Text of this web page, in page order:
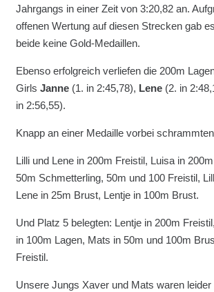
Jahrgangs in einer Zeit von 3:20,82 an.
offenen Wertung auf diesen Strecken gab
beide keine Gold-Medaillen.
Ebenso erfolgreich verliefen die 200m
Girls Janne (1. in 2:45,78), Lene(2. in
in 2:56,55).
Knapp an einer Medaille vorbei
Lilli und Lene in 200m Freistil, Luisa in
50m Schmetterling, 50m und 100 Freistil,
Lene in 25m Brust, Lentje in 100m Brust.
Und Platz 5 belegten: Lentje in 200m
in 100m Lagen, Mats in 50m und 100m
Freistil.
Unsere Jungs Xaver und Mats waren leider